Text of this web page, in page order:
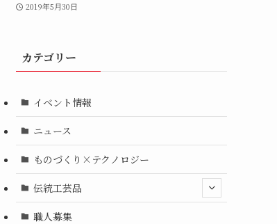
2019年5月30日
カテゴリー
イベント情報
ニュース
ものづくり×テクノロジー
伝統工芸品
職人募集